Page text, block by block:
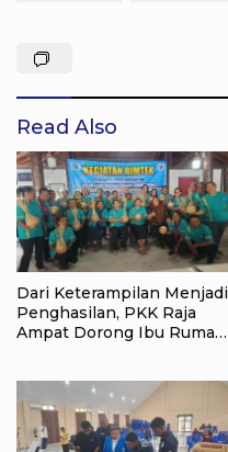
Read Also
Dari Keterampilan Menjadi
Penghasilan, PKK Raja
Ampat Dorong Ibu Rumah